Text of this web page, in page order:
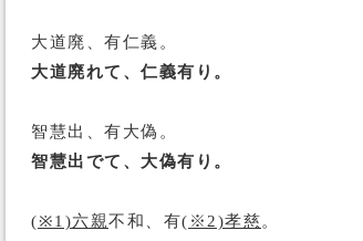
大道廃、有仁義。
大道廃れて、仁義有り。
智慧出、有大偽。
智慧出でて、大偽有り。
(※1)六親不和、有(※2)孝慈。